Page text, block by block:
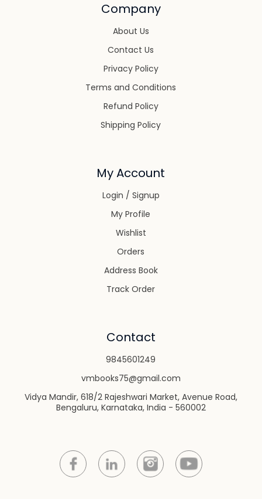
Company
About Us
Contact Us
Privacy Policy
Terms and Conditions
Refund Policy
Shipping Policy
My Account
Login / Signup
My Profile
Wishlist
Orders
Address Book
Track Order
Contact
9845601249
vmbooks75@gmail.com
Vidya Mandir, 618/2 Rajeshwari Market, Avenue Road,
Bengaluru, Karnataka, India - 560002